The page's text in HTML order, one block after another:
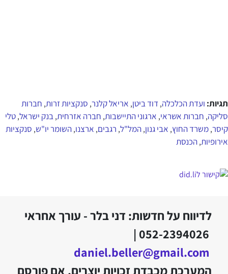
תגיות: ועדת הכלכלה, דוד ביטן, אריאל קלנר, סנקציות זרות, חברות
סליקה, חברות אשראי, ארגוני התיישבות, חברה אזרחית,בנק ישראל,טלי
קיסר,משרד החוץ, אבי גנון,המל"ל, רגבים, ארצנו,השומר יו"ש, סנקציות
אירופיות,הכנסת
לדיווח על חדשות: דני בלר - עורך אחראי
052-2394026 |
daniel.beller@gmail.com
המערכת מכבדת זכויות יוצרים. אם פורסם